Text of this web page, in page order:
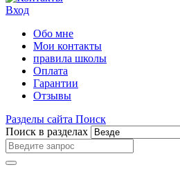
Вход
Обо мне
Мои контакты
правила школы
Оплата
Гарантии
Отзывы
Разделы сайта Поиск
Поиск в разделах